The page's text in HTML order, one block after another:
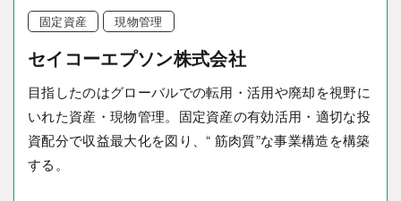
固定資産 現物管理
セイコーエプソン株式会社
目指したのはグローバルでの転用・活用や廃却を視野に
いれた資産・現物管理。固定資産の有効活用・適切な投
資配分で収益最大化を図り、“ 筋肉質”な事業構造を構築
する。